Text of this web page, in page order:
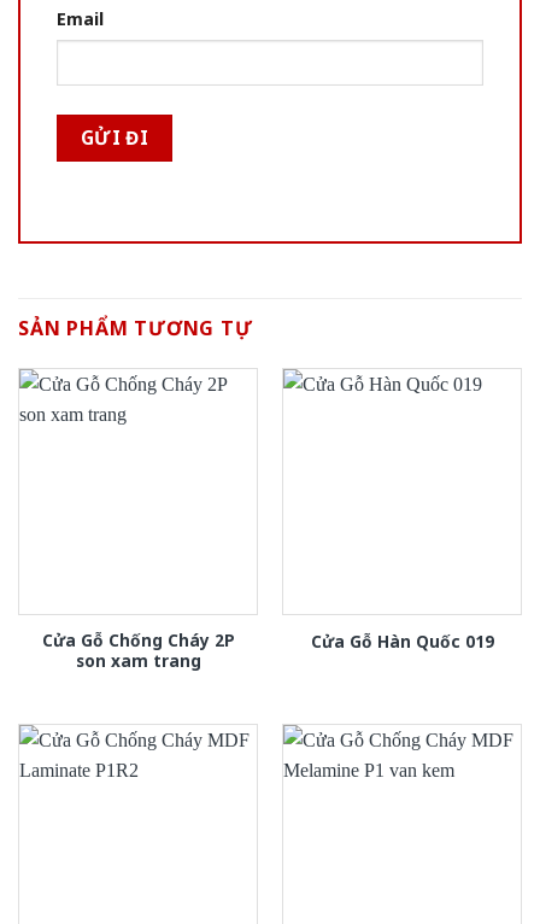
Email
SẢN PHẨM TƯƠNG TỰ
Cửa Gỗ Chống Cháy 2P
son xam trang
Cửa Gỗ Hàn Quốc 019